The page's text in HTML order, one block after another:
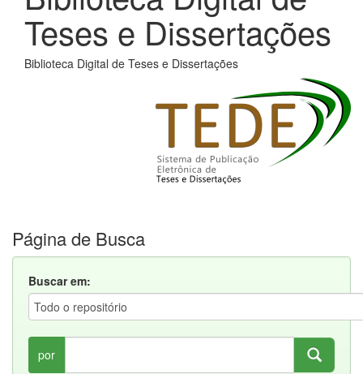
Teses e Dissertações
Biblioteca Digital de Teses e Dissertações
Página de Busca
Buscar em:
por